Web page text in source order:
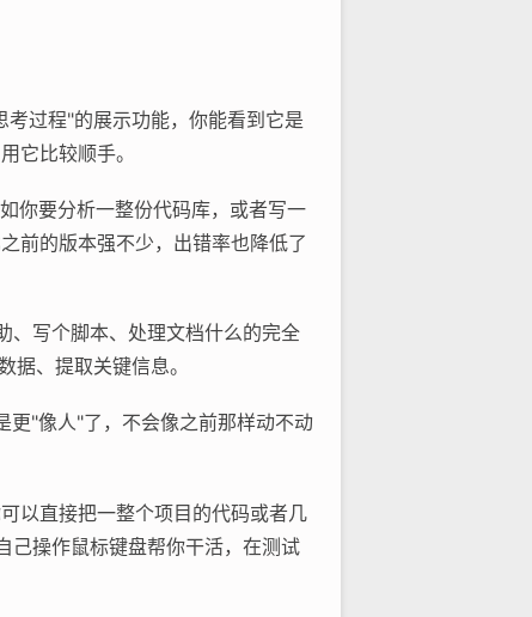
过程"的展示功能，你能看到它是
它比较顺手。
你要分析一整份代码库，或者写一
前的版本强不少，出错率也降低了
写个脚本、处理文档什么的完全
、提取关键信息。
"像人"了，不会像之前那样动不动
以直接把一整个项目的代码或者几
己操作鼠标键盘帮你干活，在测试